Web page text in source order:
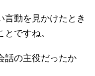
言動を見かけたとき
ですね。
話の主役だったか